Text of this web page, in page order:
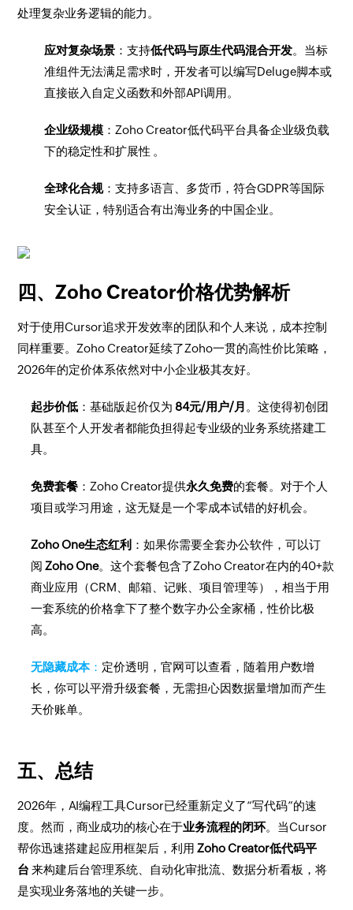
处理复杂业务逻辑的能力。
应对复杂场景 ：支持低代码与原生代码混合开发。当标
准组件无法满足需求时，开发者可以编写Deluge脚本或
直接嵌入自定义函数和外部API调用。
企业级规模 ：Zoho Creator低代码平台具备企业级负载
下的稳定性和扩展性 。
全球化合规：支持多语言、多货币，符合GDPR等国际
安全认证，特别适合有出海业务的中国企业。
四、Zoho Creator价格优势解析
对于使用Cursor追求开发效率的团队和个人来说，成本控制
同样重要。Zoho Creator延续了Zoho一贯的高性价比策略，
2026年的定价体系依然对中小企业极其友好。
起步价低 ：基础版起价仅为 84元/用户/月 。这使得初创团
队甚至个人开发者都能负担得起专业级的业务系统搭建工
具。
免费套餐 ：Zoho Creator提供永久免费的套餐。对于个人
项目或学习用途，这无疑是一个零成本试错的好机会。
Zoho One生态红利 ：如果你需要全套办公软件，可以订
阅Zoho One。这个套餐包含了Zoho Creator在内的40+款
商业应用（CRM、邮箱、记账、项目管理等），相当于用
一套系统的价格拿下了整个数字办公全家桶，性价比极
高。
无隐藏成本： 定价透明，官网可以查看，随着用户数增
长，你可以平滑升级套餐，无需担心因数据量增加而产生
天价账单。
五、总结
2026年，AI编程工具Cursor已经重新定义了“写代码”的速
度。然而，商业成功的核心在于业务流程的闭环。当Cursor
帮你迅速搭建起应用框架后，利用Zoho Creator低代码平
台 来构建后台管理系统、自动化审批流、数据分析看板，将
是实现业务落地的关键一步。